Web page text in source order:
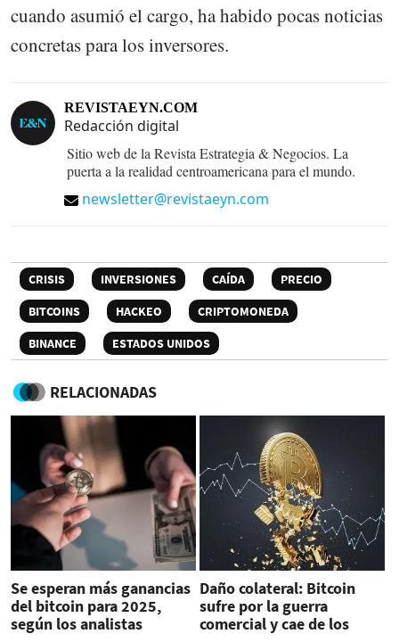
cuando asumió el cargo, ha habido pocas noticias
concretas para los inversores.
REVISTAEYN.COM
Redacción digital
Sitio web de la Revista Estrategia & Negocios. La
puerta a la realidad centroamericana para el mundo.
newsletter@revistaeyn.com
CRISIS INVERSIONES CAÍDA
PRECIO
BITCOINS
HACKEO
CRIPTOMONEDA
BINANCE
ESTADOS UNIDOS
RELACIONADAS
Se esperan más ganancias
del bitcoin para 2025,
según los analistas
Daño colateral: Bitcoin
sufre por la guerra
comercial y cae de los